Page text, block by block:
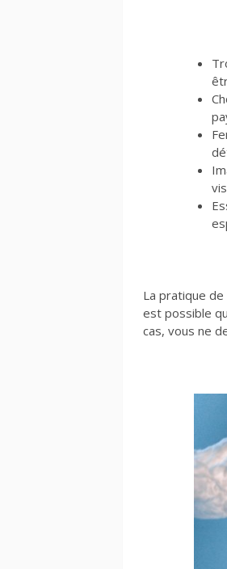
La pratique
est possible
cas, vous ne